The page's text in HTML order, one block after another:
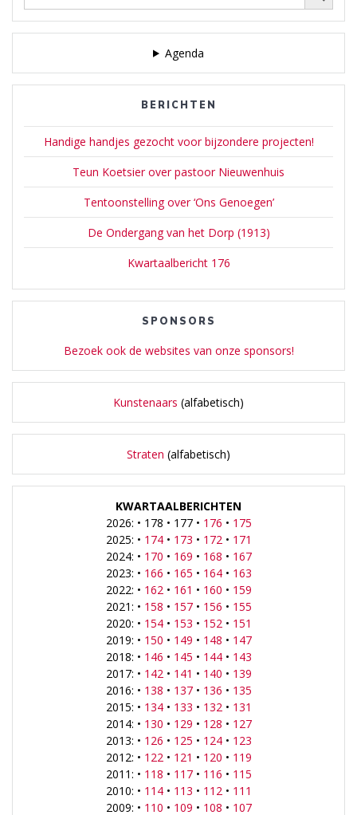
Agenda
BERICHTEN
Handige handjes gezocht voor bijzondere projecten!
Teun Koetsier over pastoor Nieuwenhuis
Tentoonstelling over ‘Ons Genoegen’
De Ondergang van het Dorp (1913)
Kwartaalbericht 176
SPONSORS
Bezoek ook de websites van onze sponsors!
Kunstenaars (alfabetisch)
Straten (alfabetisch)
KWARTAALBERICHTEN
2026: • 178 • 177 • 176 • 175
2025: • 174• 173 • 172 • 171
2024: • 170 • 169 • 168 • 167
2023: • 166 • 165 • 164• 163
2022: • 162 • 161 • 160 • 159
2021: • 158 • 157• 156 • 155
2020: • 154• 153 • 152 • 151
2019: • 150 • 149 • 148 • 147
2018: • 146 • 145 • 144• 143
2017: • 142 • 141 • 140 • 139
2016: • 138 • 137• 136 • 135
2015: • 134• 133 • 132 • 131
2014: • 130 • 129 • 128 • 127
2013: • 126 • 125 • 124• 123
2012: • 122 • 121 • 120 • 119
2011: • 118 • 117• 116 • 115
2010: • 114• 113 • 112 • 111
2009: • 110 • 109 • 108 • 107